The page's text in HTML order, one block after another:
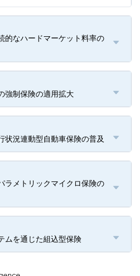
的なハードマーケット料率の
強制保険の適用拡大
状況連動型自動車保険の普及
ラメトリックマイクロ保険の
ムを通じた組込型保険